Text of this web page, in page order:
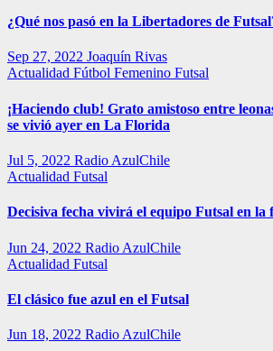
¿Qué nos pasó en la Libertadores de
Sep 27, 2022 Joaquín Rivas
Actualidad Fútbol Femenino Futsal
¡Haciendo club! Grato amistoso entre
se vivió ayer en La Florida
Jul 5, 2022 Radio AzulChile
Actualidad Futsal
Decisiva fecha vivirá el equipo Futsal en la
Jun 24, 2022 Radio AzulChile
Actualidad Futsal
El clásico fue azul en el Futsal
Jun 18, 2022 Radio AzulChile